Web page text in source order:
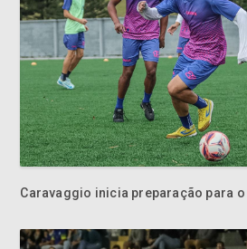
Caravaggio inicia preparação para